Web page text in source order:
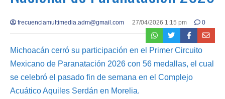
frecuenciamultimedia.adm@gmail.com 27/04/2026 1:15 pm 0
Michoacán cerró su participación en el Primer Circuito
Mexicano de Paranatación 2026 con 56 medallas, el cual
se celebró el pasado fin de semana en el Complejo
Acuático Aquiles Serdán en Morelia.